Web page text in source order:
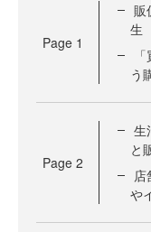
Page 1
販
生
う
Page 2
生
と
店
や